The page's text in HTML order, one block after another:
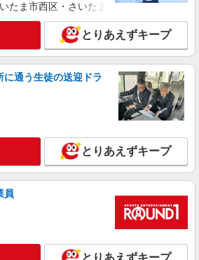
薬会社の製造オペレーター
】
円 試用期間14日間(条件変更なし) ※
お支払いは月払いとなります。 日払い・週
詳細を見る
ップの充填・工場作業【cik01221】
お支払いは月払いとなります。 日払い・週
は対応しておりません。
城県神栖市
たま市西区・さいたま市岩槻区・久喜市・
とりあえずキープ
に通う生徒の送迎ドラ
とりあえずキープ
員
とりあえずキープ